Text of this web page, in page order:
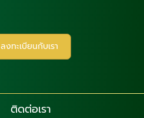
ลงทะเบียนกับเรา
ติดต่อเรา